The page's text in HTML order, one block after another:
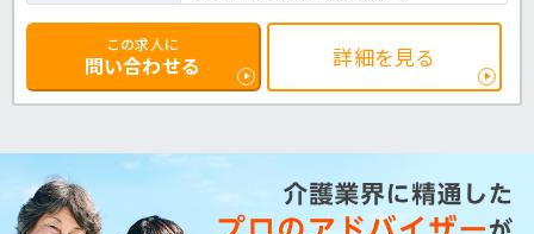
この求人に
問い合わせる 詳細を見る